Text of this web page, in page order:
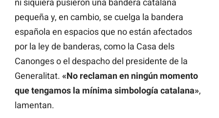
ni siquiera pusieron una bandera catalana
pequeña y, en cambio, se cuelga la bandera
española en espacios que no están afectados
por la ley de banderas, como la Casa dels
Canonges o el despacho del presidente de la
Generalitat. «No reclaman en ningún momento
que tengamos la mínima simbología catalana»,
lamentan.